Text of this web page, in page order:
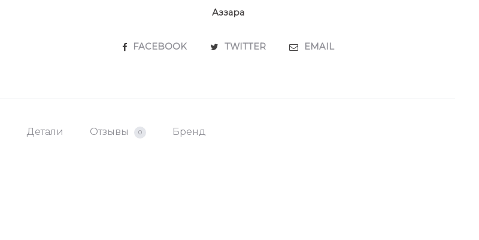
Аззара
SHARE
FACEBOOK TWITTER EMAIL
Детали Отзывы 0 Бренд